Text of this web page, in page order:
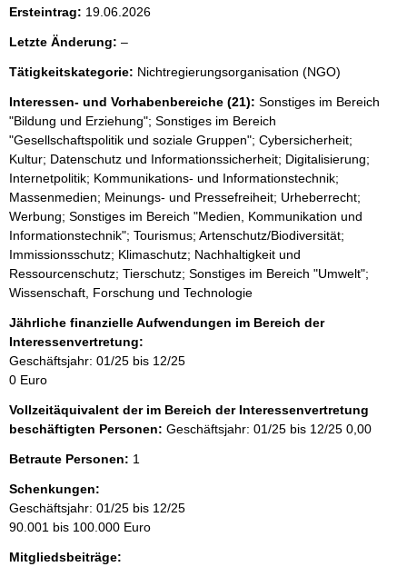
s
s
e
p
r
o
S
e
i
t
e
Ersteintrag: 19.06.2026
Letzte Änderung: –l
e
r
Tätigkeitskategorie: Nichtregierungsorganisation (NGO)
Interessen- und Vorhabenbereiche (21): Sonstiges im Bereich
"Bildung und Erziehung"; Sonstiges im Bereich
"Gesellschaftspolitik und soziale Gruppen"; Cybersicherheit;
Kultur; Datenschutz und Informationssicherheit; Digitalisierung;
Internetpolitik; Kommunikations- und Informationstechnik;
Massenmedien; Meinungs- und Pressefreiheit; Urheberrecht;
Werbung; Sonstiges im Bereich "Medien, Kommunikation und
Informationstechnik"; Tourismus; Artenschutz/Biodiversität;
Immissionsschutz; Klimaschutz; Nachhaltigkeit und
Ressourcenschutz; Tierschutz; Sonstiges im Bereich "Umwelt";
Wissenschaft, Forschung und Technologie
Jährliche finanzielle Aufwendungen im Bereich der
Interessenvertretung:
Geschäftsjahr: 01/25 bis 12/25
0 Euro
Vollzeitäquivalent der im Bereich der Interessenvertretung
beschäftigten Personen: Geschäftsjahr: 01/25 bis 12/25 0,00
Betraute Personen: 1
Schenkungen:
Geschäftsjahr: 01/25 bis 12/25
90.001 bis 100.000 Euro
Mitgliedsbeiträge: